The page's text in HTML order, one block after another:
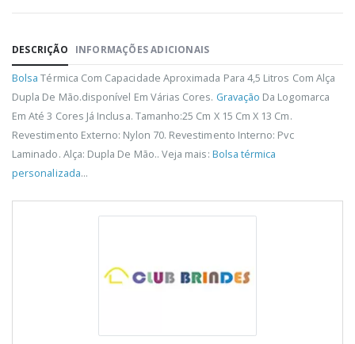
DESCRIÇÃO INFORMAÇÕES ADICIONAIS
Bolsa Térmica Com Capacidade Aproximada Para 4,5 Litros Com Alça
Dupla De Mão.disponível Em Várias Cores. Gravação Da Logomarca
Em Até 3 Cores Já Inclusa. Tamanho:25 Cm X 15 Cm X 13 Cm.
Revestimento Externo: Nylon 70. Revestimento Interno: Pvc
Laminado. Alça: Dupla De Mão.. Veja mais: Bolsa térmica
personalizada...